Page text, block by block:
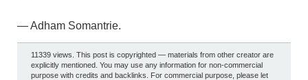
— Adham Somantrie.
11339 views. This post is copyrighted — materials from other creator are
explicitly mentioned. You may use any information for non-commercial
purpose with credits and backlinks. For commercial purpose, please let